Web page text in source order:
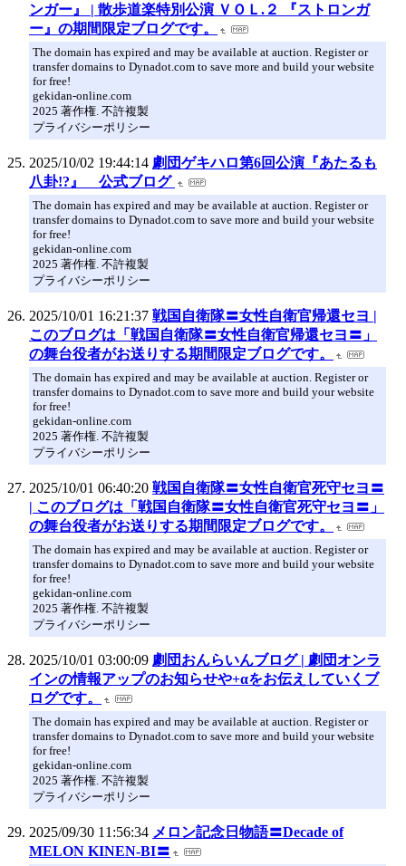
ンガー』 | 散歩道楽特別公演 ＶＯＬ.２ 『ストロンガ
ー』の期間限定ブログです。
The domain has expired and may be available at auction. Register or
transfer domains to Dynadot.com to save more and build your website
for free!
gekidan-online.com
2025 著作権. 不許複製
プライバシーポリシー
2025/10/02 19:44:14 劇団ゲキハロ第6回公演『あたるも
八卦!?』 公式ブログ
The domain has expired and may be available at auction. Register or
transfer domains to Dynadot.com to save more and build your website
for free!
gekidan-online.com
2025 著作権. 不許複製
プライバシーポリシー
2025/10/01 16:21:37 戦国自衛隊〓女性自衛官帰還セヨ |
このブログは「戦国自衛隊〓女性自衛官帰還セヨ〓」
の舞台役者がお送りする期間限定ブログです。
The domain has expired and may be available at auction. Register or
transfer domains to Dynadot.com to save more and build your website
for free!
gekidan-online.com
2025 著作権. 不許複製
プライバシーポリシー
2025/10/01 06:40:20 戦国自衛隊〓女性自衛官死守セヨ〓
| このブログは「戦国自衛隊〓女性自衛官死守セヨ〓」
の舞台役者がお送りする期間限定ブログです。
The domain has expired and may be available at auction. Register or
transfer domains to Dynadot.com to save more and build your website
for free!
gekidan-online.com
2025 著作権. 不許複製
プライバシーポリシー
2025/10/01 03:00:09 劇団おんらいんブログ | 劇団オンラ
インの情報アップのお知らせや+αをお伝えしていくブ
ログです。
The domain has expired and may be available at auction. Register or
transfer domains to Dynadot.com to save more and build your website
for free!
gekidan-online.com
2025 著作権. 不許複製
プライバシーポリシー
2025/09/30 11:56:34 メロン記念日物語〓Decade of
MELON KINEN-BI〓